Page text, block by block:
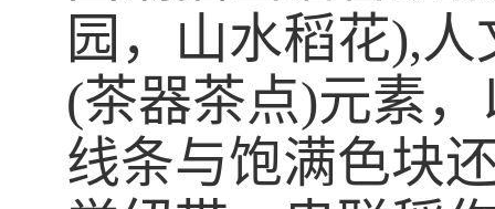
园，山水稻花),人
(茶器茶点)元素
线条与饱满色块